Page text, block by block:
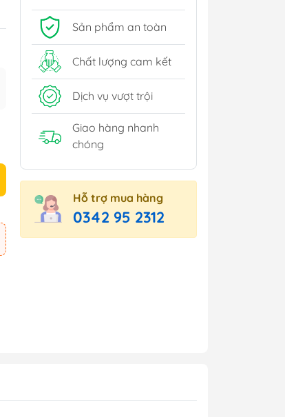
Sản phẩm an toàn
Chất lượng cam kết
Dịch vụ vượt trội
Giao hàng nhanh
chóng
Hỗ trợ mua hàng
0342 95 2312